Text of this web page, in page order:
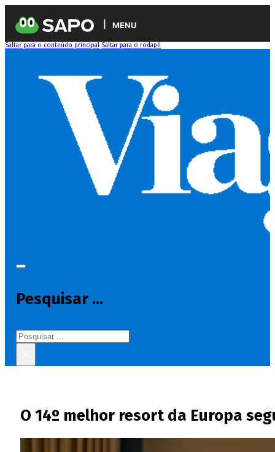
MENU
Saltar para o conteúdo principal Saltar para o rodapé
Pesquisar ...
Pesquisar
O 14º melhor resort da Europa